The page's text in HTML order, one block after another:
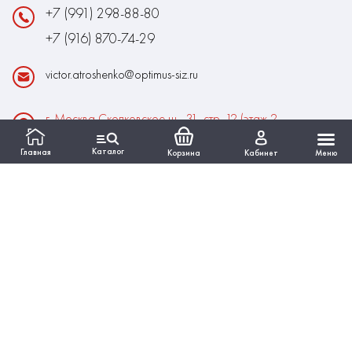
Главная Каталог Корзина Кабинет Меню
+7 (991) 298-88-80
+7 (916) 870-74-29
victor.atroshenko@optimus-siz.ru
г. Москва Сколковское ш., 31, стр. 12 (этаж 2,
помещение 22)
Время работы: